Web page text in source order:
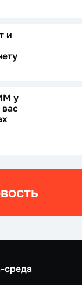
и
у
среда